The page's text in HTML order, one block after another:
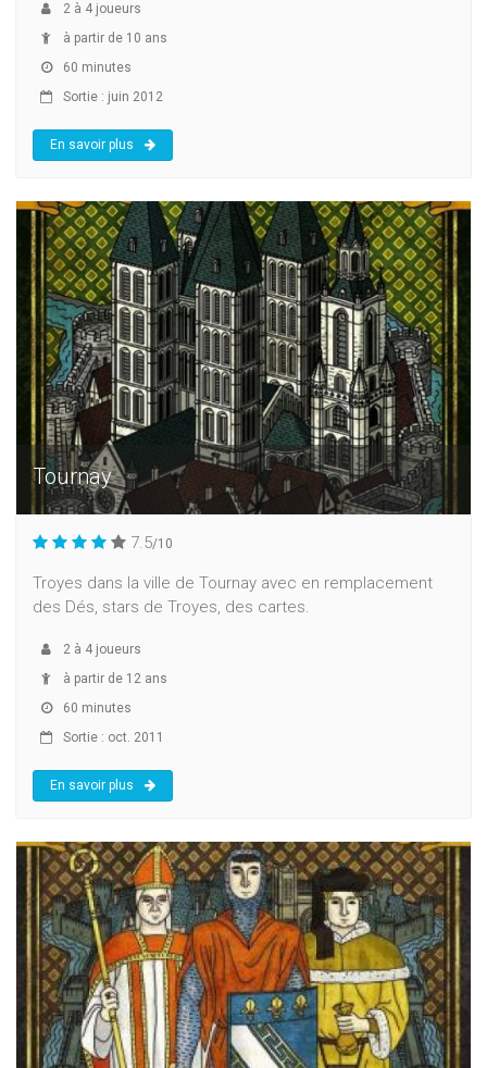
2 à 4 joueurs
à partir de 10 ans
60 minutes
Sortie : juin 2012
En savoir plus
Tournay
7.5/10
Troyes dans la ville de Tournay avec en remplacement
des Dés, stars de Troyes, des cartes.
2 à 4 joueurs
à partir de 12 ans
60 minutes
Sortie : oct. 2011
En savoir plus